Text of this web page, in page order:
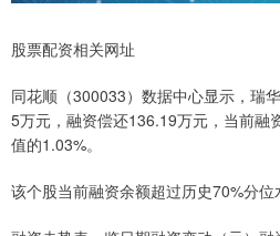
股票配资相关网址
同花顺（300033）数据中心显示，瑞
5万元，融资偿还136.19万元，当前融
值的1.03%。
该个股当前融资余额超过历史70%分位